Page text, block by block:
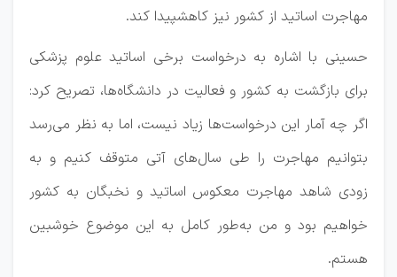
مهاجرت اساتید از کشور نیز کاهشپیدا کند.
حسینی با اشاره به درخواست برخی اساتید علوم پزشکی
برای بازگشت به کشور و فعالیت در دانشگاه‌ها، تصریح کرد:
اگر چه آمار این درخواست‌ها زیاد نیست، اما به نظر می‌رسد
بتوانیم مهاجرت را طی سال‌های آتی متوقف کنیم و به
زودی شاهد مهاجرت معکوس اساتید و نخبگان به کشور
خواهیم بود و من به‌طور کامل به این موضوع خوشبین
هستم.